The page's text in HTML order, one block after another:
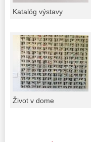
Katalóg výstavy
Život v dome